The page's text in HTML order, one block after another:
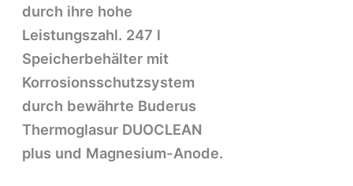
durch ihre hohe
Leistungszahl. 247 l
Speicherbehälter mit
Korrosionsschutzsystem
durch bewährte Buderus
Thermoglasur DUOCLEAN
plus und Magnesium-Anode.